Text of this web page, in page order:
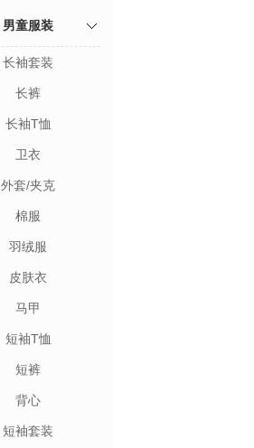
男童服装
长袖套装
长裤
长袖T恤
卫衣
外套/夹克
棉服
羽绒服
皮肤衣
马甲
短袖T恤
短裤
背心
短袖套装